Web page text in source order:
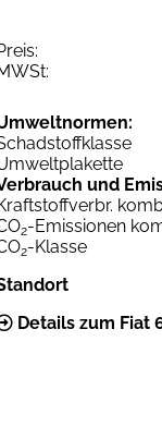
und
2-Emissionen
2-Klasse
Details zum Fiat